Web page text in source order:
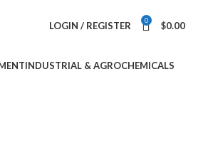
LOGIN / REGISTER 0 $0.00
INDUSTRIAL & AGROCHEMICALS